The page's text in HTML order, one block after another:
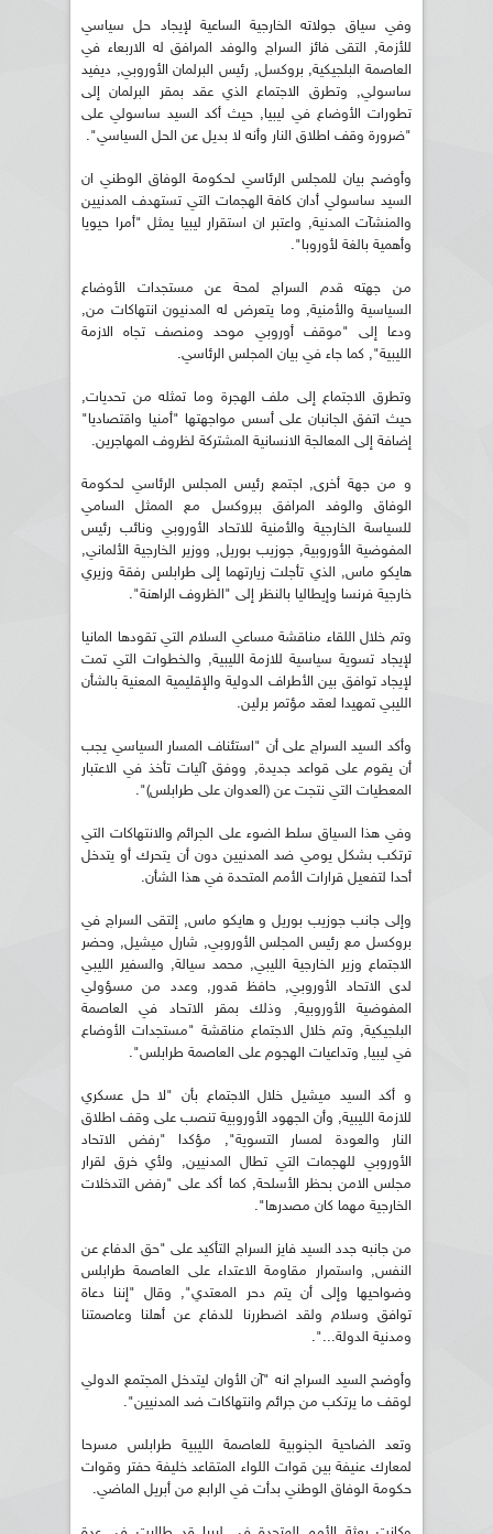
وفي سياق جولاته الخارجية الساعية لإيجاد حل سياسي
للأزمة, التقى فائز السراج والوفد المرافق له الاربعاء في
العاصمة البلجيكية, بروكسل, رئيس البرلمان الأوروبي, ديفيد
ساسولي, وتطرق الاجتماع الذي عقد بمقر البرلمان إلى
تطورات الأوضاع في ليبيا, حيث أكد السيد ساسولي على
"ضرورة وقف اطلاق النار وأنه لا بديل عن الحل السياسي".
وأوضح بيان للمجلس الرئاسي لحكومة الوفاق الوطني ان
السيد ساسولي أدان كافة الهجمات التي تستهدف المدنيين
والمنشآت المدنية, واعتبر ان استقرار ليبيا يمثل "أمرا حيويا
وأهمية بالغة لأوروبا".
من جهته قدم السراج لمحة عن مستجدات الأوضاع
السياسية والأمنية, وما يتعرض له المدنيون انتهاكات من,
ودعا إلى "موقف أوروبي موحد ومنصف تجاه الازمة
الليبية", كما جاء في بيان المجلس الرئاسي.
وتطرق الاجتماع إلى ملف الهجرة وما تمثله من تحديات,
حيث اتفق الجانبان على أسس مواجهتها "أمنيا واقتصاديا"
إضافة إلى المعالجة الانسانية المشتركة لظروف المهاجرين.
و من جهة أخرى, اجتمع رئيس المجلس الرئاسي لحكومة
الوفاق والوفد المرافق ببروكسل مع الممثل السامي
للسياسة الخارجية والأمنية للاتحاد الأوروبي ونائب رئيس
المفوضية الأوروبية, جوزيب بوريل, ووزير الخارجية الألماني,
هايكو ماس, الذي تأجلت زيارتهما إلى طرابلس رفقة وزيري
خارجية فرنسا وإيطاليا بالنظر إلى "الظروف الراهنة".
وتم خلال اللقاء مناقشة مساعي السلام التي تقودها المانيا
لإيجاد تسوية سياسية للازمة الليبية, والخطوات التي تمت
لإيجاد توافق بين الأطراف الدولية والإقليمية المعنية بالشأن
الليبي تمهيدا لعقد مؤتمر برلين.
وأكد السيد السراج على أن "استئناف المسار السياسي يجب
أن يقوم على قواعد جديدة, ووفق آليات تأخذ في الاعتبار
المعطيات التي نتجت عن (العدوان على طرابلس)".
وفي هذا السياق سلط الضوء على الجرائم والانتهاكات التي
ترتكب بشكل يومي ضد المدنيين دون أن يتحرك أو يتدخل
أحدا لتفعيل قرارات الأمم المتحدة في هذا الشأن.
وإلى جانب جوزيب بوريل و هايكو ماس, إلتقى السراج في
بروكسل مع رئيس المجلس الأوروبي, شارل ميشيل, وحضر
الاجتماع وزير الخارجية الليبي, محمد سيالة, والسفير الليبي
لدى الاتحاد الأوروبي, حافظ قدور, وعدد من مسؤولي
المفوضية الأوروبية, وذلك بمقر الاتحاد في العاصمة
البلجيكية, وتم خلال الاجتماع مناقشة "مستجدات الأوضاع
في ليبيا, وتداعيات الهجوم على العاصمة طرابلس".
و أكد السيد ميشيل خلال الاجتماع بأن "لا حل عسكري
للازمة الليبية, وأن الجهود الأوروبية تنصب على وقف اطلاق
النار والعودة لمسار التسوية", مؤكدا "رفض الاتحاد
الأوروبي للهجمات التي تطال المدنيين, ولأي خرق لقرار
مجلس الامن بحظر الأسلحة, كما أكد على "رفض التدخلات
الخارجية مهما كان مصدرها".
من جانبه جدد السيد فايز السراج التأكيد على "حق الدفاع عن
النفس, واستمرار مقاومة الاعتداء على العاصمة طرابلس
وضواحيها وإلى أن يتم دحر المعتدي", وقال "إننا دعاة
توافق وسلام ولقد اضطررنا للدفاع عن أهلنا وعاصمتنا
ومدنية الدولة...".
وأوضح السيد السراج انه "آن الأوان ليتدخل المجتمع الدولي
لوقف ما يرتكب من جرائم وانتهاكات ضد المدنيين".
وتعد الضاحية الجنوبية للعاصمة الليبية طرابلس مسرحا
لمعارك عنيفة بين قوات اللواء المتقاعد خليفة حفتر وقوات
حكومة الوفاق الوطني بدأت في الرابع من أبريل الماضي.